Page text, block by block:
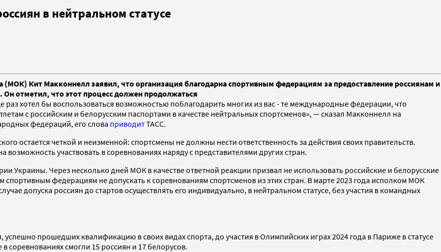
в нейтральном статусе
Кит Макконнелл заявил, что организация благодарна спортивным федерациям за предоставление россиянам и
Он отметил, что этот процесс должен продолжаться
хотел бы воспользоваться возможностью поблагодарить многих из вас - те международные федерации, что
с российским и белорусским паспортами в качестве нейтральных спортсменов», — сказал Макконнелл на
федераций, его слова приводитТАСС.
остается четкой и неизменной: спортсмены не должны нести ответственность за действия своих правительств.
участвовать в соревнованиях наряду с представителями других стран.
Украины. Через несколько дней МОК в качестве ответной реакции призвал не использовать российские и белорусские
федерациям не допускать к соревнованиям спортсменов из этих стран. В марте 2023 года исполком МОК
допуска россиян до стартов осуществлять его индивидуально, в нейтральном статусе, без участия в командных
успешно прошедших квалификацию в своих видах спорта, до участия в Олимпийских играх 2024 года в Париже в статусе
соревнованиях смогли 15 россиян и 17 белорусов.